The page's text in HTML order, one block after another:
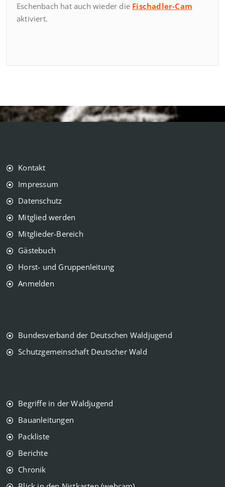
Eschenbach hat auch wieder die Fischadler-Cam
aktiviert.
Kontakt
Impressum
Datenschutz
Mitglied werden
Mitglieder-Bereich
Gästebuch
Horst- und Gruppenleitung
Anmelden
Bundesverband der Deutschen Waldjugend
Schutzgemeinschaft Deutscher Wald
Begriffe in der Waldjugend
Bauanleitungen
Packliste
Berichte
Chronik